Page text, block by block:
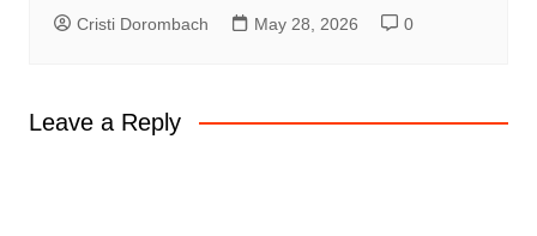
Cristi Dorombach May 28, 2026 0
Leave a Reply